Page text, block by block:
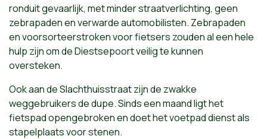
ronduit gevaarlijk, met minder straatverlichting, geen
zebrapaden en verwarde automobilisten. Zebrapaden
en voorsorteerstroken voor fietsers zouden al een hele
hulp zijn om de Diestsepoort veilig te kunnen
oversteken.
Ook aan de Slachthuisstraat zijn de zwakke
weggebruikers de dupe. Sinds een maand ligt het
fietspad opengebroken en doet het voetpad dienst als
stapelplaats voor stenen.